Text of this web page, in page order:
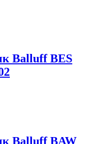
Balluff BES
Balluff BAW